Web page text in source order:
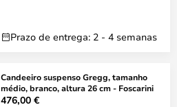
Prazo de entrega: 2 - 4 semanas
Candeeiro suspenso Gregg, tamanho
médio, branco, altura 26 cm - Foscarini
476,00 €